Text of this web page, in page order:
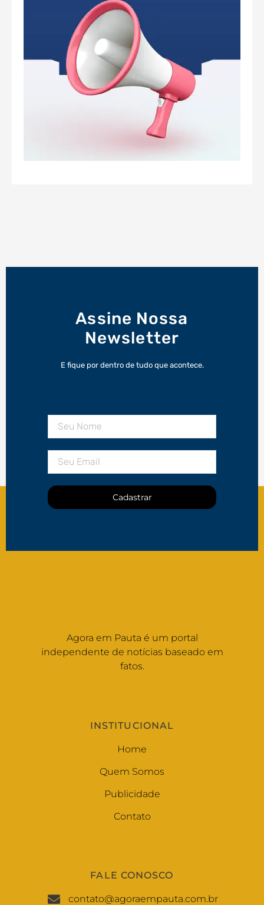
Assine Nossa
Newsletter
E fique por dentro de tudo que acontece.
Cadastrar
Agora em Pauta é um portal
independente de notícias baseado em
fatos.
INSTITUCIONAL
Home
Quem Somos
Publicidade
Contato
FALE CONOSCO
contato@agoraempauta.com.br